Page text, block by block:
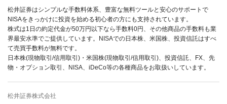
松井証券はシンプルな手数料体系、豊富な無料ツールと安心のサポートで
NISAをきっかけに投資を始める初心者の方にも支持されています。
株式は1日の約定代金が50万円以下なら手数料0円、その他商品の手数料も業
界最安水準でご提供しています。NISAでの日本株、米国株、投資信託はすべ
て売買手数料が無料です。
日本株(現物取引/信用取引)・米国株(現物取引/信用取引)、投資信託、FX、先
物・オプション取引、NISA、iDeCo等の各種商品をお取扱いしています。
松井証券株式会社